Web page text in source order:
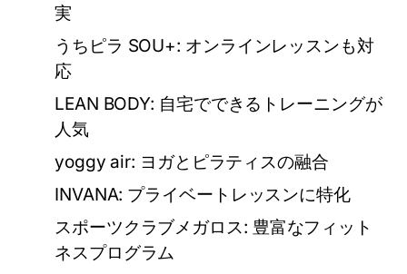
実
うちピラ SOU+: オンラインレッスンも対
応
LEAN BODY: 自宅でできるトレーニングが
人気
yoggy air: ヨガとピラティスの融合
INVANA: プライベートレッスンに特化
スポーツクラブメガロス: 豊富なフィット
ネスプログラム